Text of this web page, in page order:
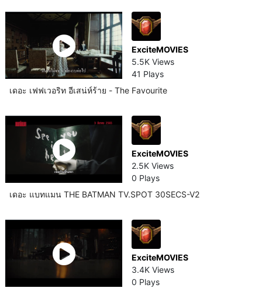
ExciteMOVIES
5.5K Views
41 Plays
เดอะ เฟฟเวอริท อีเสน่ห์ร้าย - The Favourite
ExciteMOVIES
2.5K Views
0 Plays
เดอะ แบทแมน THE BATMAN TV.SPOT 30SECS-V2
ExciteMOVIES
3.4K Views
0 Plays